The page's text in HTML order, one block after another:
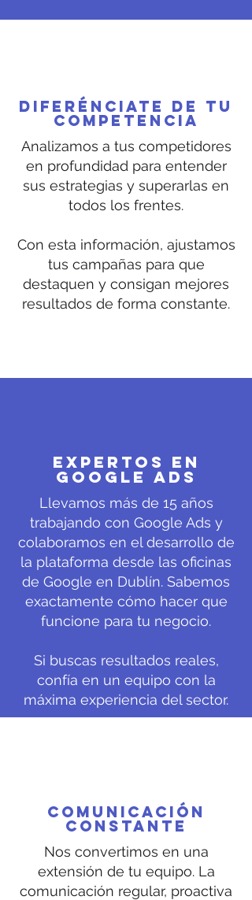
Diferénciate de tu
competencia
Analizamos a tus competidores
en profundidad para entender
sus estrategias y superarlas en
todos los frentes.
Con esta información, ajustamos
tus campañas para que
destaquen y consigan mejores
resultados de forma constante.
EXPERTOS EN
gOOGLE ads
Llevamos más de 15 años
trabajando con Google Ads y
colaboramos en el desarrollo de
la plataforma desde las oficinas
de Google en Dublín. Sabemos
exactamente cómo hacer que
funcione para tu negocio.
Si buscas resultados reales,
confía en un equipo con la
máxima experiencia del sector.
COMUNICACIÓN
CONSTANTE
Nos convertimos en una
extensión de tu equipo. La
comunicación regular, proactiva